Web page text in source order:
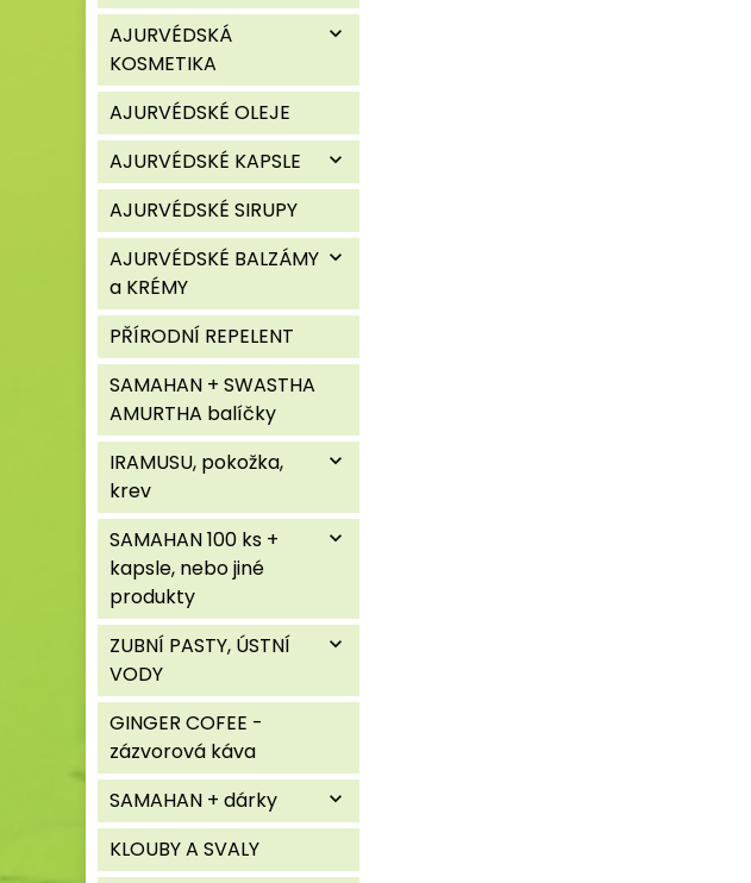
AJURVÉDSKÁ
KOSMETIKA
expand_more
AJURVÉDSKÉ OLEJE
AJURVÉDSKÉ KAPSLE
expand_more
AJURVÉDSKÉ SIRUPY
AJURVÉDSKÉ BALZÁMY
a KRÉMY
expand_more
PŘÍRODNÍ REPELENT
SAMAHAN + SWASTHA
AMURTHA balíčky
IRAMUSU, pokožka,
krev
expand_more
SAMAHAN 100 ks +
kapsle, nebo jiné
produkty
expand_more
ZUBNÍ PASTY, ÚSTNÍ
VODY
expand_more
GINGER COFEE -
zázvorová káva
SAMAHAN + dárky
expand_more
KLOUBY A SVALY